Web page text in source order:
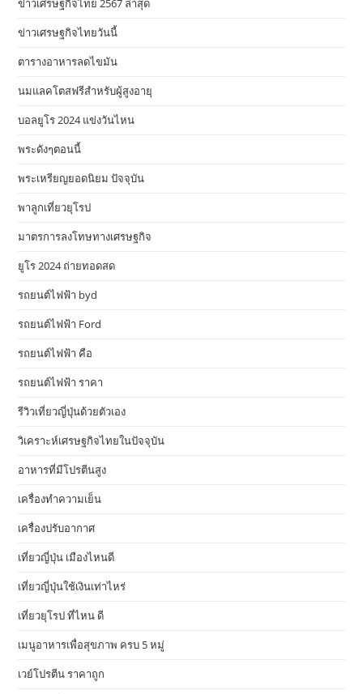
ข่าวเศรษฐกิจไทย 2567 ล่าสุด
ข่าวเศรษฐกิจไทยวันนี้
ตารางอาหารลดไขมัน
นมแลคโตสฟรีสำหรับผู้สูงอายุ
บอลยูโร 2024 แข่งวันไหน
พระดังๆตอนนี้
พระเหรียญยอดนิยม ปัจจุบัน
พาลูกเที่ยวยุโรป
มาตรการลงโทษทางเศรษฐกิจ
ยูโร 2024 ถ่ายทอดสด
รถยนต์ไฟฟ้า byd
รถยนต์ไฟฟ้า Ford
รถยนต์ไฟฟ้า คือ
รถยนต์ไฟฟ้า ราคา
รีวิวเที่ยวญี่ปุ่นด้วยตัวเอง
วิเคราะห์เศรษฐกิจไทยในปัจจุบัน
อาหารที่มีโปรตีนสูง
เครื่องทำความเย็น
เครื่องปรับอากาศ
เที่ยวญี่ปุ่น เมืองไหนดี
เที่ยวญี่ปุ่นใช้เงินเท่าไหร่
เที่ยวยุโรป ที่ไหน ดี
เมนูอาหารเพื่อสุขภาพ ครบ 5 หมู่
เวย์โปรตีน ราคาถูก